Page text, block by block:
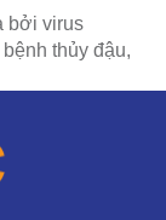
bởi virus
thủy đậu,